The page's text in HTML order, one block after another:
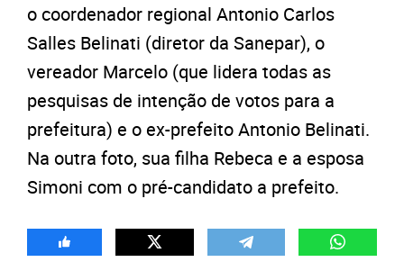
o coordenador regional Antonio Carlos
Salles Belinati (diretor da Sanepar), o
vereador Marcelo (que lidera todas as
pesquisas de intenção de votos para a
prefeitura) e o ex-prefeito Antonio Belinati.
Na outra foto, sua filha Rebeca e a esposa
Simoni com o pré-candidato a prefeito.